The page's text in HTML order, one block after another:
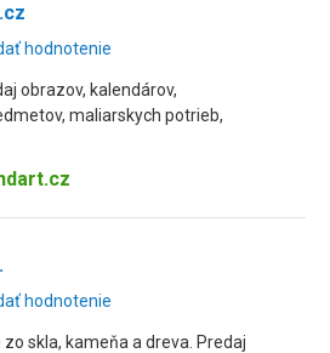
hodnotenie
obrazov, kalendárov,
maliarskych potrieb,
hodnotenie
skla, kameňa a dreva. Predaj